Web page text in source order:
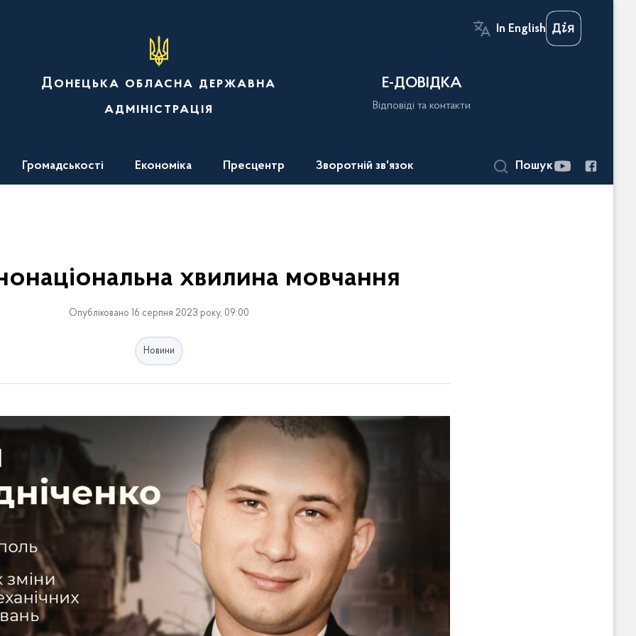
In English
Донецька обласна державна
адміністрація
Е-ДОВІДКА
Відповіді та контакти
Громадськості Економіка Пресцентр Зворотній зв'язок Пошук
хвилина мовчання
Опубліковано 16 серпня 2023 року, 09:00
Новини